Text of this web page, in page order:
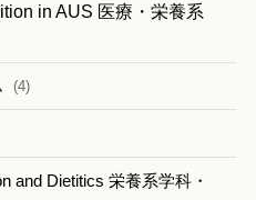
in AUS 医療・栄養系
(4)
and Dietitics 栄養系学科・